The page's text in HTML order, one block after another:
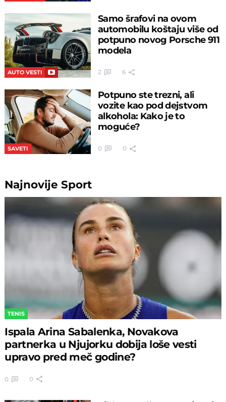
AUTO VESTI
Samo šrafovi na ovom
automobilu koštaju više od
potpuno novog Porsche 911
modela
2 6
SAVETI
Potpuno ste trezni, ali
vozite kao pod dejstvom
alkohola: Kako je to
moguće?
0 0
NajnovijeSport
TENIS
Ispala Arina Sabalenka, Novakova
partnerka u Njujorku dobija loše vesti
upravo pred meč godine?
0 0